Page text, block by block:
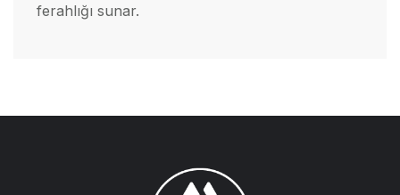
ferahlığı sunar.